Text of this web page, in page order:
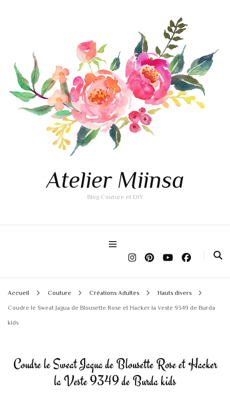
Atelier Miinsa
Blog Couture et DIY
Accueil Couture Créations Adultes Hauts divers
Coudre le Sweat Jagua de Blousette Rose et Hacker la Veste 9349 de Burda
kids
Coudre le Sweat Jagua de Blousette Rose et Hacker
la Veste 9349 de Burda kids